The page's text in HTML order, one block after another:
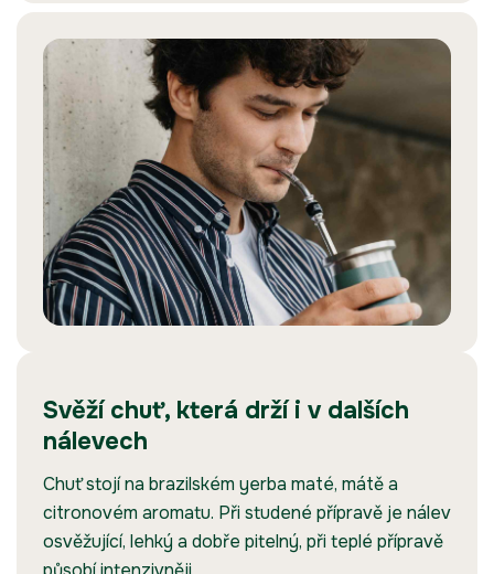
Svěží chuť, která drží i v dalších
nálevech
Chuť stojí na brazilském yerba maté, mátě a
citronovém aromatu. Při studené přípravě je nálev
osvěžující, lehký a dobře pitelný, při teplé přípravě